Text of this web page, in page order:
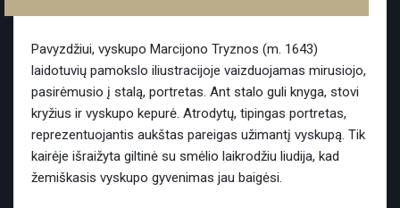
Pavyzdžiui, vyskupo Marcijono Tryznos (m. 1643)
laidotuvių pamokslo iliustracijoje vaizduojamas mirusiojo,
pasirėmusio į stalą, portretas. Ant stalo guli knyga, stovi
kryžius ir vyskupo kepurė. Atrodytų, tipingas portretas,
reprezentuojantis aukštas pareigas užimantį vyskupą. Tik
kairėje išraižyta giltinė su smėlio laikrodžiu liudija, kad
žemiškasis vyskupo gyvenimas jau baigėsi.